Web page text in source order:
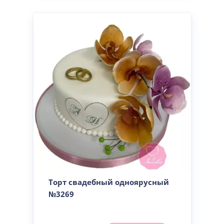
Торт свадебный одноярусный
№3269